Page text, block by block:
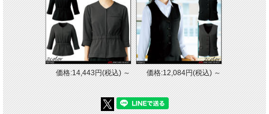
価格:14,443円(税込)～ 価格:12,084円(税込)～